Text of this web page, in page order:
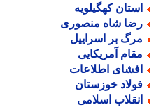
کهگیلویه
شاه منصوری
بر اسراییل
آمریکایی
اطلاعات
خوزستان
اسلامی